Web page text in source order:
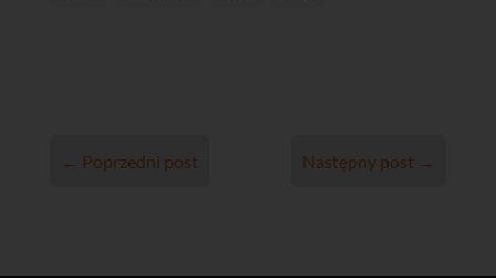
← Poprzedni post Następny post →